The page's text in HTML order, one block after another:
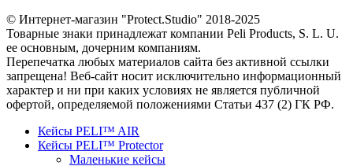
© Интернет-магазин "Protect.Studio" 2018-2025
Товарные знаки принадлежат компании Peli Products, S. L. U.
ее основным, дочерним компаниям.
Перепечатка любых материалов сайта без активной ссылки
запрещена! Веб-сайт носит исключительно информационный
характер и ни при каких условиях не является публичной
офертой, определяемой положениями Статьи 437 (2) ГК РФ.
Кейсы PELI™ AIR
Кейсы PELI™ Protector
Маленькие кейсы